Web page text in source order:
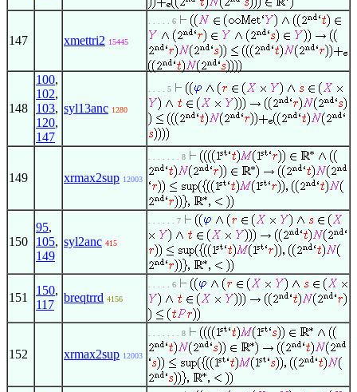
147 xmettri2 15445
. . . . . 6
148
100,
102,
103,
120,
147
syl13anc 1280
. . . . 5
149 xrmax2sup 12003
. . . . . . . 8
150
95,
105,
149
syl2anc 415
. . . . . . 7
151
150,
117
breqtrrd 4156
. . . . . 6
152 xrmax2sup 12003
. . . . . . . 8